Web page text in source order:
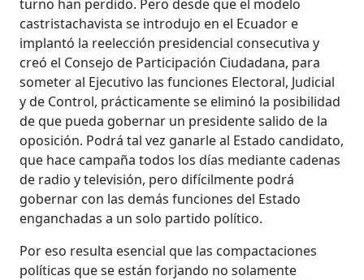
turno han perdido. Pero desde que el modelo
castristachavista se introdujo en el Ecuador e
implantó la reelección presidencial consecutiva y
creó el Consejo de Participación Ciudadana, para
someter al Ejecutivo las funciones Electoral, Judicial
y de Control, prácticamente se eliminó la posibilidad
de que pueda gobernar un presidente salido de la
oposición. Podrá tal vez ganarle al Estado candidato,
que hace campaña todos los días mediante cadenas
de radio y televisión, pero difícilmente podrá
gobernar con las demás funciones del Estado
enganchadas a un solo partido político.
Por eso resulta esencial que las compactaciones
políticas que se están forjando no solamente